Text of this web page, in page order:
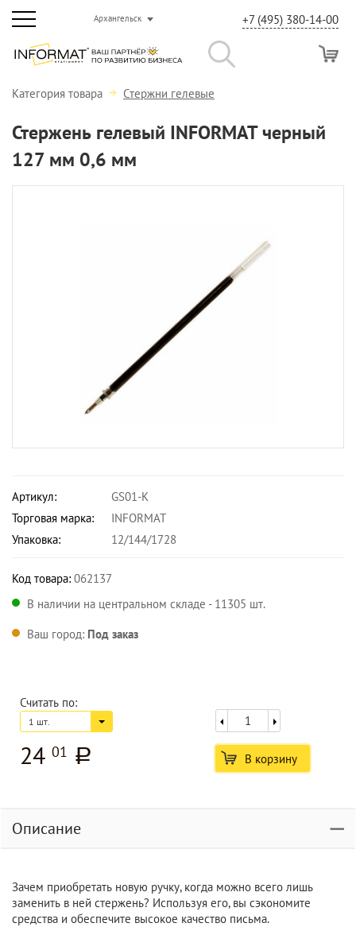
Архангельск +7 (495) 380-14-00
Категория товара Стержни гелевые
Стержень гелевый INFORMAT черный
127 мм 0,6 мм
Артикул:
GS01-K
Торговая марка:
INFORMAT
Упаковка:
12/144/1728
Код товара: 062137
В наличии на центральном складе - 11305 шт.
Ваш город: Под заказ
Считать по:
1 шт.
24 01 a В корзину
Описание
Зачем приобретать новую ручку, когда можно всего лишь
заменить в ней стержень? Используя его, вы сэкономите
средства и обеспечите высокое качество письма.